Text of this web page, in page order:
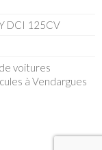
DCI 125CV
voitures
à Vendargues